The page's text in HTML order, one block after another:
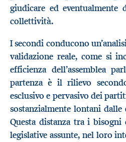
giudicare ed eventualmente
collettività.
I secondi conducono
validazione reale, come si
efficienza dell’assemblea
partenza è il rilievo
esclusivo e pervasivo dei
sostanzialmente lontani dalle
Questa distanza tra i bisogni
legislative assunte, nel loro